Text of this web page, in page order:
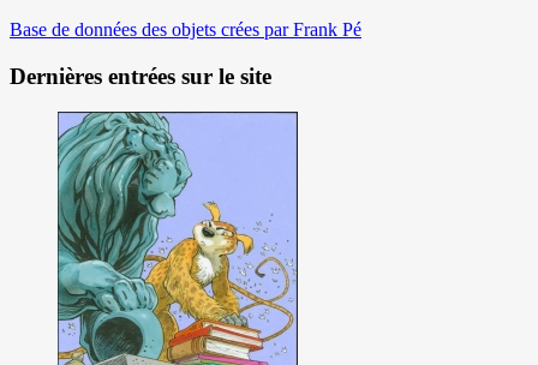
Base de données des objets crées par Frank Pé
Dernières entrées sur le site